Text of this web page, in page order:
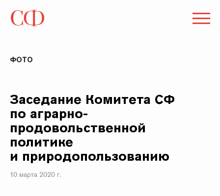
ФОТО
Заседание Комитета СФ
по аграрно-
продовольственной
политике
и природопользованию
10 марта 2020 г.